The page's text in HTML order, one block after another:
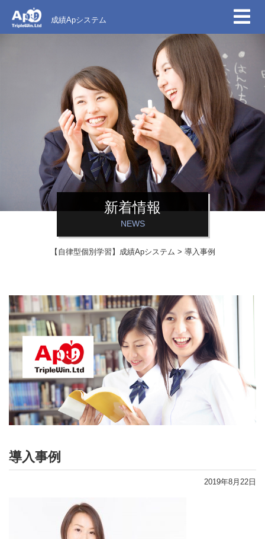
成績Apシステム
新着情報
NEWS
【自律型個別学習】成績Apシステム > 導入事例
導入事例
2019年8月22日